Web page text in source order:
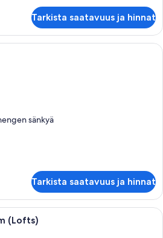
Tarkista saatavuus ja hinnat
WOW Studio3 (Lofts) | Tallelokero
sänkyä
Tarkista saatavuus ja hinnat
Moderni olohuone, jossa on sohva,
(Lofts)